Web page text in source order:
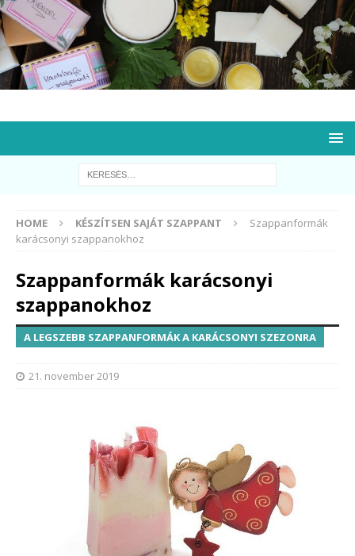
HOME KÉSZÍTSEN SAJÁT SZAPPANT
Szappanformák
karácsonyi szappanokhoz
Szappanformák karácsonyi
szappanokhoz
A LEGSZEBB SZAPPANFORMÁK A KARÁCSONYI SZEZONRA
21. november 2019